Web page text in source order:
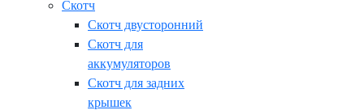
Скотч
Скотч двусторонний
Скотч для
аккумуляторов
Скотч для задних
крышек